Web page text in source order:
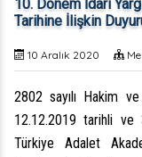
10. Dönem İdari
Tarihine İlişkin
10 Aralık 2020
2802 sayılı Hakim
12.12.2019 tarihli ve
Türkiye Adalet